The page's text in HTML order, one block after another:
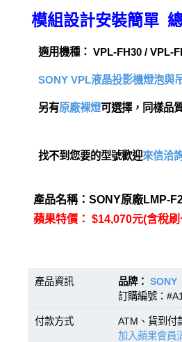
模組設計安裝簡單
適用機種： VPL-FH30 / VPL-
SONY VPL液晶投影機燈泡與
另有原廠裸燈可選擇，同樣品
找不到您要的型號歡迎來信洽
產品名稱：SONY原廠LMP-
蘋果特價： $14,070元(含稅刷
產品資訊 品牌： SONY
訂購編號：
付款方式 ATM、貨到付
加入蘋果會員